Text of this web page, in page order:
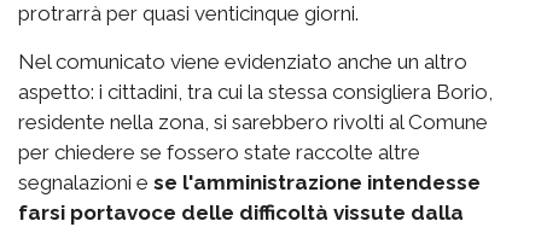
protrarrà per quasi venticinque giorni.
Nel comunicato viene evidenziato anche un altro
aspetto: i cittadini, tra cui la stessa consigliera Borio,
residente nella zona, si sarebbero rivolti al Comune
per chiedere se fossero state raccolte altre
segnalazioni e se l'amministrazione intendesse
farsi portavoce delle difficoltà vissute dalla